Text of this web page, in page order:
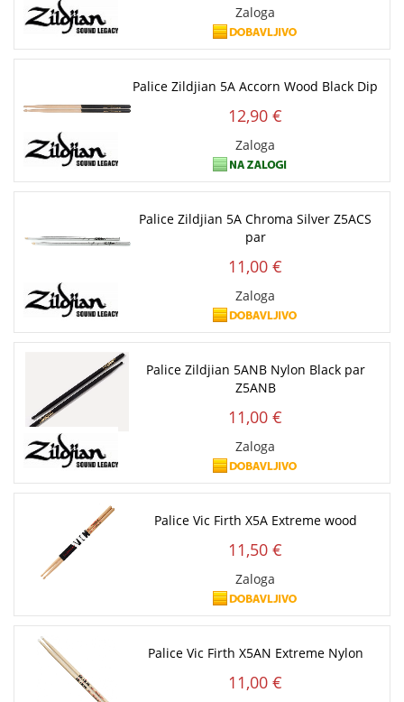
Zaloga
Palice Zildjian 5A Accorn Wood Black Dip
12,90 €
Zaloga
Palice Zildjian 5A Chroma Silver Z5ACS
par
11,00 €
Zaloga
Palice Zildjian 5ANB Nylon Black par
Z5ANB
11,00 €
Zaloga
Palice Vic Firth X5A Extreme wood
11,50 €
Zaloga
Palice Vic Firth X5AN Extreme Nylon
11,00 €